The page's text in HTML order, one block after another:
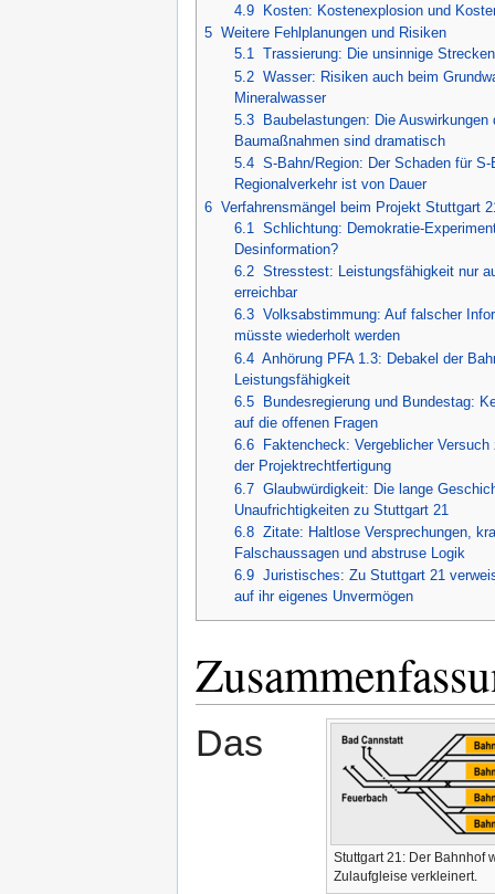
11.12.2022
Brandschutz Tunnel,
vielen Zuginsassennicht
06.12.2022
Brandschutz Tunnel ,
Eröffnungszüge der NBS
07./14.11.22 Brandschutz Tunnel,Hurra
Rede
) / ICE-Brände und
24.10.2022
Brandschutz Tunnel
keine Antwortenauf
21.10.2022
Das Trojanische Pferd -
youtube.com
16.10.2022
Stuttgart 21/Gleisneigung
28.12.2021
Brandschutz Tunnel,
S21-Brandrisiko in der
05.10.2021
Schlichtung ,Süddeutsche
Geisslers Schlichtungs-
29.04.2021
Anhörung PFA 1.3b
Leistungsfähigkeitund
31.03.2021
Brandschutz Tunnel
Vorwurf "Panikmache" (
01.02.2021
Brandschutz
Auch die
kann! (Bahnsteige , Tunnel
28.12.2020
Personenzugänge/
den
15.04.2020
“Mario Barth deckt auf!“ zu
Baustelle"verteilt
Leistung S21 hängt
und belegt den
2. Stammstrecke München
weiterhin maximal
Stuttgart 21/ITF ,
4.9
Kosten: Kostenexplosion und
5 Weitere Fehlplanungen und Risiken
5.1 Trassierung: Die unsinnige
5.2 Wasser: Risiken auch beim
Mineralwasser
5.3
Baubelastungen: Die Auswirkungen
Baumaßnahmen sind dramatisch
5.4 S-Bahn/Region: Der Schaden für S-
Regionalverkehr ist von Dauer
6 Verfahrensmängel beim Projekt Stuttgart
6.1
Schlichtung: Demokratie-
Desinformation?
6.2 Stresstest: Leistungsfähigkeit nur
erreichbar
6.3 Volksabstimmung: Auf falscher
müsste wiederholt werden
6.4 Anhörung PFA 1.3: Debakel der
Leistungsfähigkeit
6.5
Bundesregierung und Bundestag:
auf die offenen Fragen
6.6
Faktencheck: Vergeblicher Versuch
der Projektrechtfertigung
6.7 Glaubwürdigkeit: Die lange
Unaufrichtigkeiten zu Stuttgart 21
6.8 Zitate: Haltlose Versprechungen,
Falschaussagen und abstruse Logik
6.9 Juristisches: Zu Stuttgart 21
auf ihr eigenes Unvermögen
Stuttgart 21: Der Bahnhof
Zulaufgleise verkleinert.
Das